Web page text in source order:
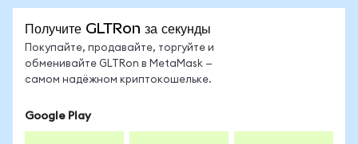
Получите GLTRon за секунды
Покупайте, продавайте, торгуйте и
обменивайте GLTRon в MetaMask —
самом надёжном криптокошельке.
Google Play